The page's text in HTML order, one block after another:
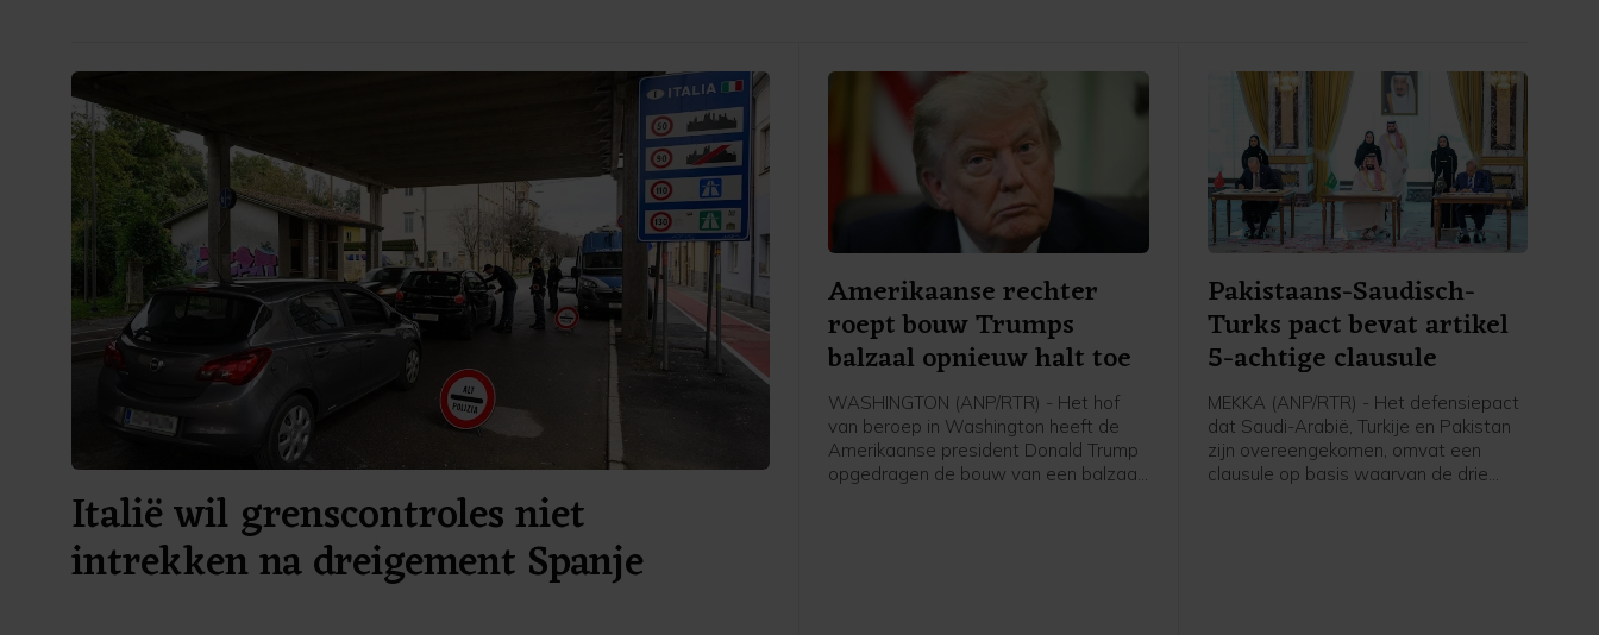
Italië wil grenscontroles niet
intrekken na dreigement Spanje
Amerikaanse rechter
roept bouw Trumps
balzaal opnieuw halt toe
WASHINGTON (ANP/RTR) - Het hof
van beroep in Washington heeft de
Amerikaanse president Donald Trump
opgedragen de bouw van een balzaal
Pakistaans-Saudisch-
Turks pact bevat artikel
5-achtige clausule
MEKKA (ANP/RTR) - Het defensiepact
dat Saudi-Arabië, Turkije en Pakistan
zijn overeengekomen, omvat een
clausule op basis waarvan de drie